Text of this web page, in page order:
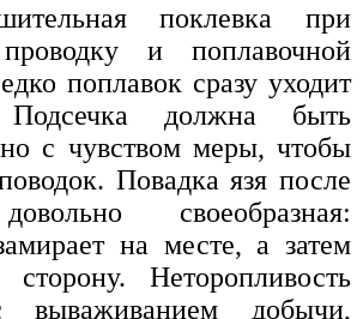
поклевка при
и поплавочной
поплавок сразу уходит
должна быть
с чувством меры, чтобы
Повадка язя после
своеобразная:
на месте, а затем
сторону. Неторопливость
вываживанием добычи,